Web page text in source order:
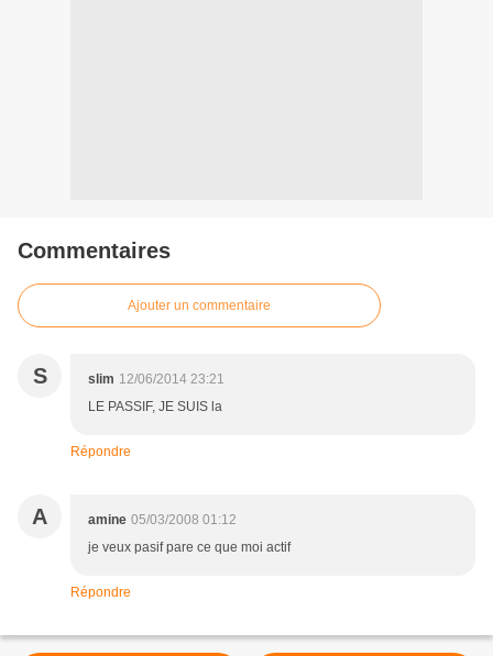
Commentaires
Ajouter un commentaire
S slim 12/06/2014 23:21
LE PASSIF, JE SUIS la
Répondre
A amine 05/03/2008 01:12
je veux pasif pare ce que moi actif
Répondre